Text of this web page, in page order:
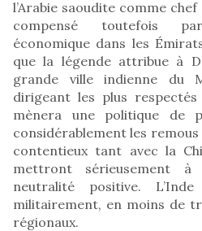
l’Arabie saoudite comme
compensé toutefois
économique dans les
que la légende attribue à
grande ville indienne du
dirigeant les plus
mènera une politique de
considérablement les
contentieux tant avec la
mettront sérieusement
neutralité positive.
militairement, en moins de
régionaux.